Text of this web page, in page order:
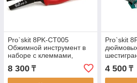
Pro`skit 8PK-CT005
Обжимной инструмент в
наборе с клеммами,
8 300 ₸
Pro`skit
4 500₸